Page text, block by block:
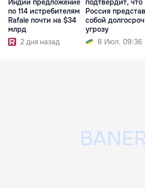
Индии предложение
по 114 истребителям
Rafale почти на $34
млрд
2 дня назад
подтвердит, что
Россия
собой
угрозу
8 Июл. 09:36